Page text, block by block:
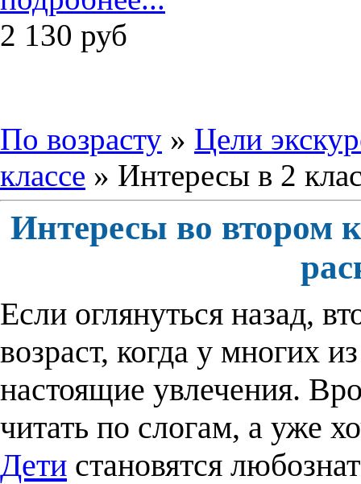
2 130 руб
По возрасту » Цели
классе » Интересы в 2
Интересы во втором
Если оглянуться назад,
возраст, когда у многих
настоящие увлечения.
читать по слогам, а уже
Дети становятся